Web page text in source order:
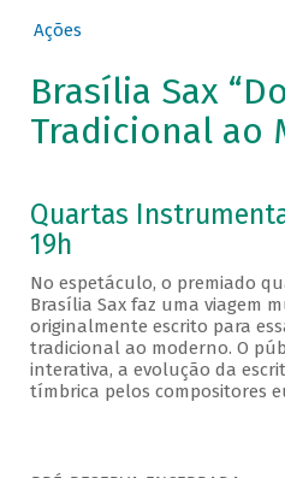
Ações
Brasília Sax “Do
Tradicional ao
Quartas
19h
No espetáculo, o premiado
Brasília Sax faz uma viagem
originalmente escrito para
tradicional ao moderno. O
interativa, a evolução da
tímbrica pelos compositores